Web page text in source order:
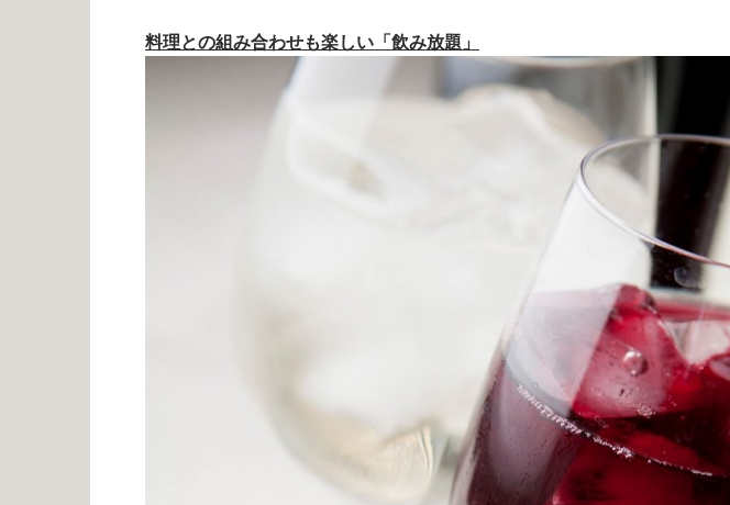
料理との組み合わせも楽しい「飲み放題」